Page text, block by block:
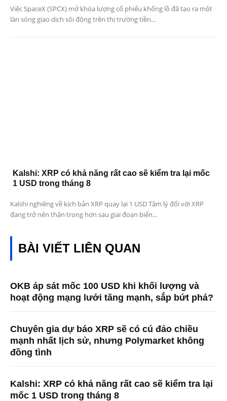
Việc SpaceX (SPCX) mở khóa lượng cổ phiếu khổng lồ đã tạo ra một
làn sóng giao dịch sôi động trên thị trường tiền...
Kalshi: XRP có khả năng rất cao sẽ kiểm tra lại mốc
1 USD trong tháng 8
Kalshi nghiêng về kịch bản XRP quay lại 1 USD Tâm lý đối với XRP
đang trở nên thận trọng hơn sau giai đoạn biến...
BÀI VIẾT LIÊN QUAN
OKB áp sát mốc 100 USD khi khối lượng và
hoạt động mạng lưới tăng mạnh, sắp bứt phá?
Chuyên gia dự báo XRP sẽ có cú đảo chiều
mạnh nhất lịch sử, nhưng Polymarket không
đồng tình
Kalshi: XRP có khả năng rất cao sẽ kiểm tra lại
mốc 1 USD trong tháng 8